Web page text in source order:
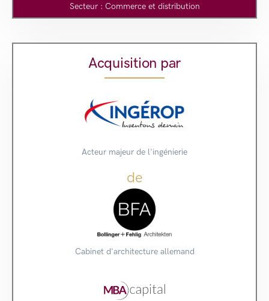
Secteur : Commerce et distribution
Acquisition par
Acteur majeur de l'ingénierie
de
Cabinet d'architecture allemand